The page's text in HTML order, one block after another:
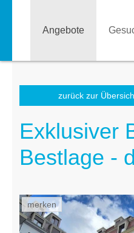
Angebote
zurück zur
Exklusiver
Bestlage -
merken